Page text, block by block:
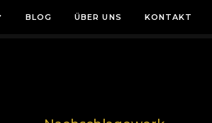
BLOG ÜBER UNS KONTAKT